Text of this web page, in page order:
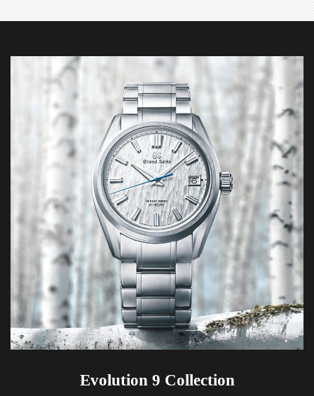
Evolution 9 Collection